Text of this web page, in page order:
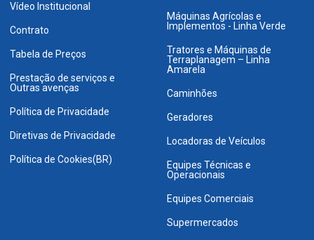
Vídeo Institucional
Contrato
Tabela de Preços
Prestação de serviços e
Outras avenças
Política de Privacidade
Diretivas de Privacidade
Política de Cookies(BR)
Máquinas Agrícolas e
Implementos - Linha Verde
Tratores e Máquinas de
Terraplanagem – Linha
Amarela
Caminhões
Geradores
Locadoras de Veículos
Equipes Técnicas e
Operacionais
Equipes Comerciais
Supermercados